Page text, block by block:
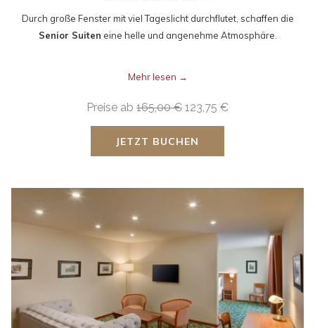
Durch große Fenster mit viel Tageslicht durchflutet, schaffen die
Senior Suiten eine helle und angenehme Atmosphäre.
Mehr lesen
Preise ab 165,00 € 123,75 €
JETZT BUCHEN